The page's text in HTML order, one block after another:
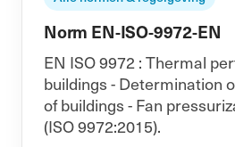
Norm EN-ISO-9972-EN
EN ISO 9972 : Thermal
buildings - Determination
of buildings - Fan
(ISO 9972:2015).